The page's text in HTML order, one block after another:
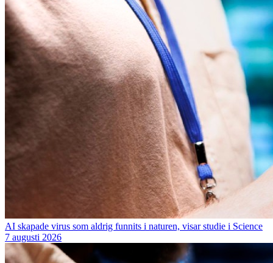
AI skapade virus som aldrig funnits i naturen, visar studie i Science
7 augusti 2026